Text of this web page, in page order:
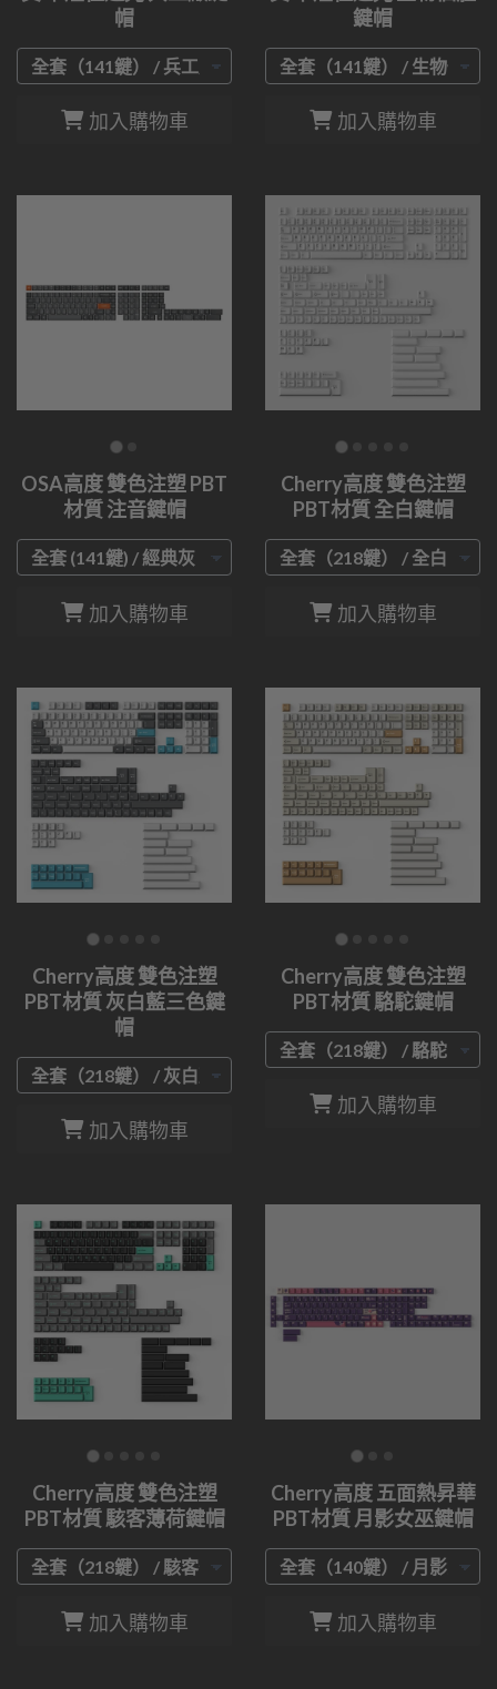
帽
加入購物車
鍵帽
加入購物車
OSA高度 雙色注塑 PBT
材質 注音鍵帽
加入購物車
Cherry高度 雙色注塑
PBT材質 全白鍵帽
加入購物車
Cherry高度 雙色注塑
PBT材質 灰白藍三色鍵
帽
加入購物車
Cherry高度 雙色注塑
PBT材質 駱駝鍵帽
加入購物車
Cherry高度 雙色注塑
PBT材質 駭客薄荷鍵帽
加入購物車
Cherry高度 五面熱昇華
PBT材質 月影女巫鍵帽
加入購物車